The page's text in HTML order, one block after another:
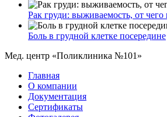
Рак груди: выживаемость, от чего
Боль в грудной клетке посередине
Мед. центр «Поликлиника №101»
Главная
О компании
Документация
Сертификаты